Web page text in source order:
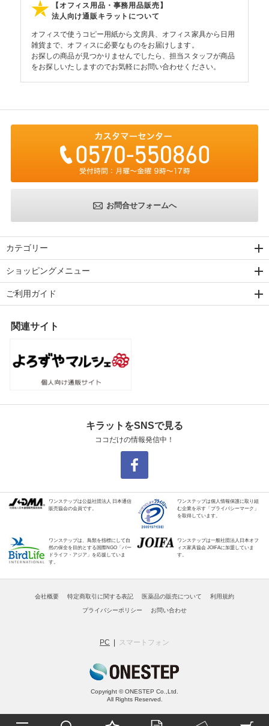
【オフィス用品・事務用品販売】
法人向け通販キラットについて
オフィスで使うコピー用紙から文房具、オフィス家具から日用
雑貨まで、オフィスに必要なものをお届けします。
お探しの商品が見つかりませんでしたら、担当スタッフが商品
をお探しいたしますのでお気軽にお問い合わせください。
お問合せフォームへ
カテゴリー
ショッピングメニュー
ご利用ガイド
関連サイト
キラットをSNSで見る
ココだけの情報発信中！
ワンステップは公益社団法人 日本通信
販売協会の会員です。
ワンステップは個人情報保護に取り組
む企業を示す「プライバシーマーク」
を取得しています。
ワンステップは、鳥類を指標にして自
然の保全を目的とする国際NGO「バー
ドライフ・アジア」を応援していま
す。
ワンステップは一般社団法人日本オフ
ィス家具協会 JOIFAに加盟していま
す。
会社概要 特定商取引に関する表記 医薬品の販売について 利用規約
プライバシーポリシー お問い合わせ
PC スマートフォン
Copyright © ONESTEP Co.,Ltd.
All Rights Reserved.